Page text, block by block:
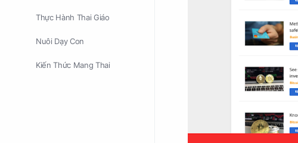
Thực Hành Thai Giáo
Nuôi Dạy Con
Kiến Thức Mang Thai